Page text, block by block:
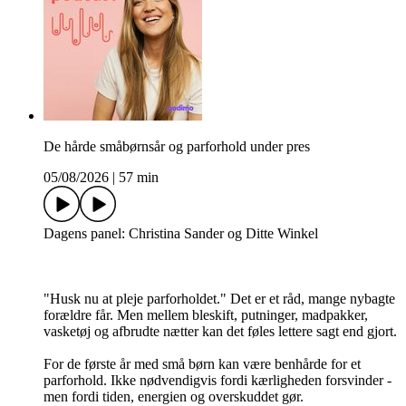
De hårde småbørnsår og parforhold under pres
05/08/2026
57 min
Dagens panel: Christina Sander og Ditte Winkel
"Husk nu at pleje parforholdet." Det er et råd, mange nybagte
forældre får. Men mellem bleskift, putninger, madpakker,
vasketøj og afbrudte nætter kan det føles lettere sagt end gjort.
For de første år med små børn kan være benhårde for et
parforhold. Ikke nødvendigvis fordi kærligheden forsvinder -
men fordi tiden, energien og overskuddet gør.